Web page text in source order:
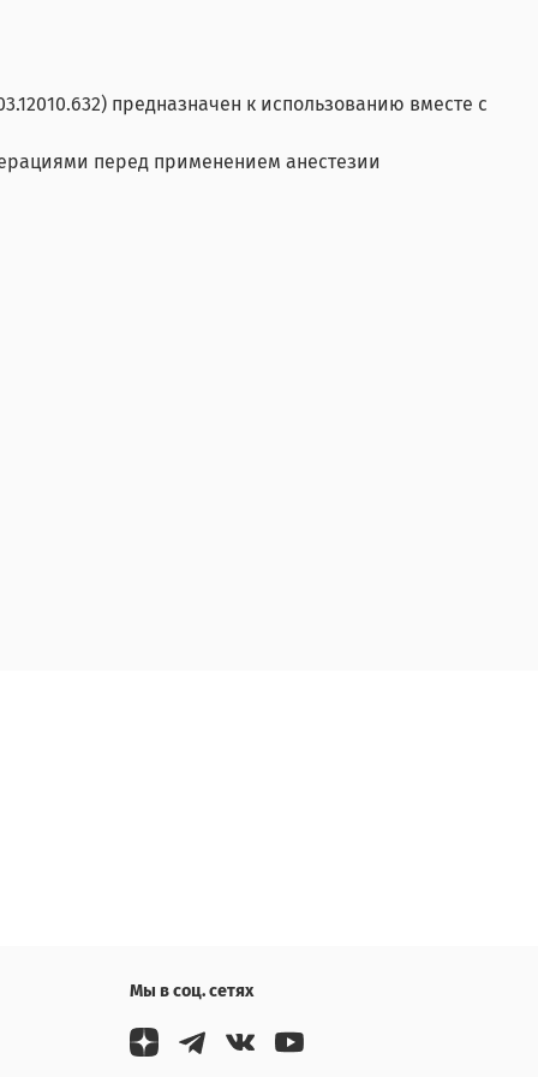
предназначен к использованию вместе с
перед применением анестезии
Мы в соц. сетях